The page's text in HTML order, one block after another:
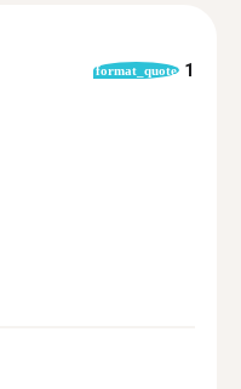
format_quote 1